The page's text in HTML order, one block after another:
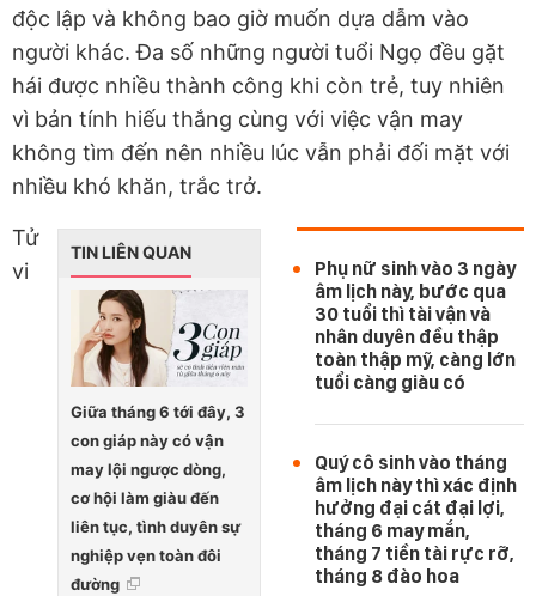
độc lập và không bao giờ muốn dựa dẫm vào
người khác. Đa số những người tuổi Ngọ đều gặt
hái được nhiều thành công khi còn trẻ, tuy nhiên
vì bản tính hiếu thắng cùng với việc vận may
không tìm đến nên nhiều lúc vẫn phải đối mặt với
nhiều khó khăn, trắc trở.
Phụ nữ sinh vào 3 ngày
âm lịch này, bước qua
30 tuổi thì tài vận và
nhân duyên đều thập
toàn thập mỹ, càng lớn
tuổi càng giàu có
Quý cô sinh vào tháng
âm lịch này thì xác định
hưởng đại cát đại lợi,
tháng 6 may mắn,
tháng 7 tiền tài rực rỡ,
tháng 8 đào hoa
TIN LIÊN QUAN
Giữa tháng 6 tới đây, 3
con giáp này có vận
may lội ngược dòng,
cơ hội làm giàu đến
liên tục, tình duyên sự
nghiệp vẹn toàn đôi
đường
Tử
vi